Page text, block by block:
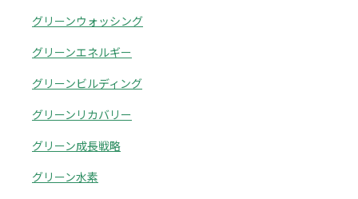
グリーンウォッシング
グリーンエネルギー
グリーンビルディング
グリーンリカバリー
グリーン成長戦略
グリーン水素